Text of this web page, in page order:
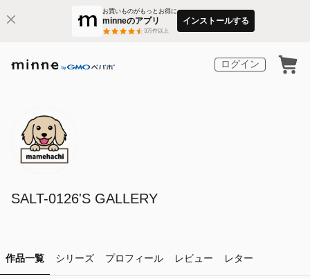
お買いものがもっとお得に
minneのアプリ
3万件以上
インストールする
ログイン
SALT-0126'S GALLERY
作品一覧 シリーズ プロフィール レビュー レター